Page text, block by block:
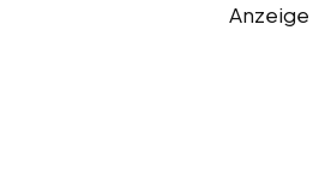
Anzeige